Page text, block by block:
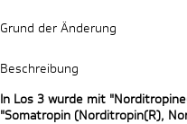
Grund der Änderung
Beschreibung
In Los 3 wurde mit
"Somatropin (Norditropin(R),